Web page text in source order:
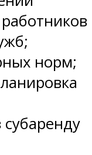
норм;